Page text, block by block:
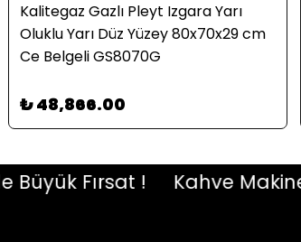
Kalitegaz Gazlı Pleyt Izgara Yarı
Oluklu Yarı Düz Yüzey 80x70x29 cm
Ce Belgeli GS8070G
₺ 48,866.00
Fırsat ! Kahve